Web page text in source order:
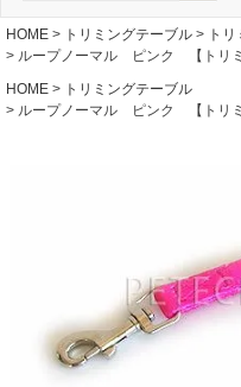
HOME トリミングテーブル
ト
ループノーマル ピンク 【トリ
HOME
トリミングテーブル
ループノーマル ピンク 【トリ